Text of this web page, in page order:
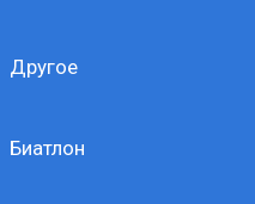
Другое
Биатлон